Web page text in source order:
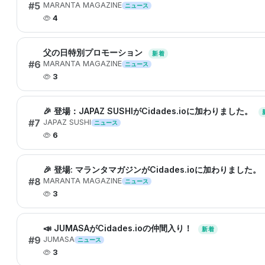
#5 MARANTA MAGAZINE ニュース
4
#6
父の日特別プロモーション 新着
MARANTA MAGAZINE ニュース
3
#7
🎉 登場：JAPAZ SUSHIがCidades.ioに加わりました。
JAPAZ SUSHI ニュース
6
#8
🎉 登場: マランタマガジンがCidades.ioに加わりました。
MARANTA MAGAZINE ニュース
3
#9
📣 JUMASAがCidades.ioの仲間入り！ 新着
JUMASA ニュース
3